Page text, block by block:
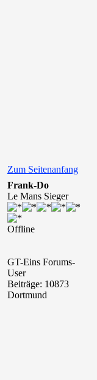
Zum Seitenanfang
Frank-Do
Le Mans Sieger
Offline
GT-Eins Forums-
User
Beiträge: 10873
Dortmund